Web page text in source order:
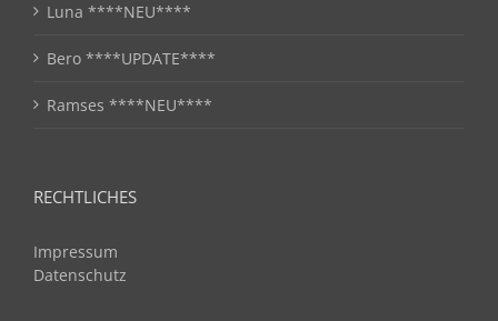
Luna ****NEU****
Bero ****UPDATE****
Ramses ****NEU****
RECHTLICHES
Impressum
Datenschutz